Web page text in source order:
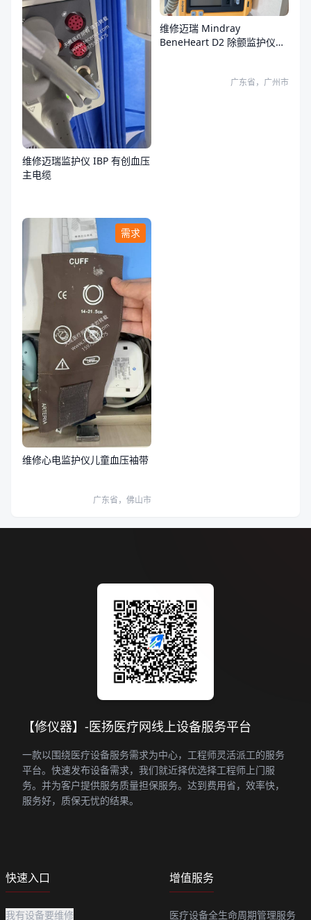
维修迈瑞监护仪 IBP 有创血压
主电缆
维修迈瑞 Mindray
BeneHeart D2 除颤监护仪故
广东省，广州市
需求
维修心电监护仪儿童血压袖带
广东省，佛山市
【修仪器】-医扬医疗网线上设备服务平台
一款以围绕医疗设备服务需求为中心，工程师灵活派工的服务
平台。快速发布设备需求，我们就近择优选择工程师上门服
务。并为客户提供服务质量担保服务。达到费用省，效率快，
服务好，质保无忧的结果。
快速入口
我有设备要维修
增值服务
医疗设备全生命周期管理服务